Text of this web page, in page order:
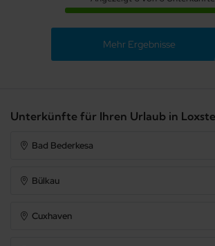
5+
Mehr Ergebnisse
Unterkünfte für Ihren Urlaub in
Bad Bederkesa
Bülkau
Cuxhaven